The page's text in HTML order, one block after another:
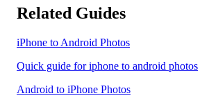
Related Guides
iPhone to Android Photos
Quick guide for iphone to android photos
Android to iPhone Photos